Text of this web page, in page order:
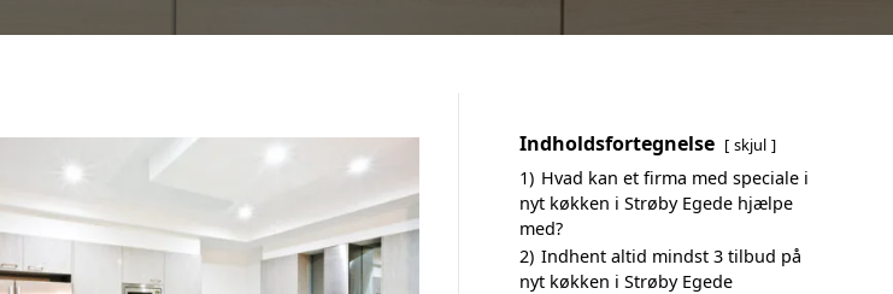
Indholdsfortegnelse skjul
1) Hvad kan et firma med speciale i
nyt køkken i Strøby Egede hjælpe
med?
2) Indhent altid mindst 3 tilbud på
nyt køkken i Strøby Egede